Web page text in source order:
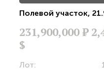
Полевой участок,
231,900,000Р
$
Лот: